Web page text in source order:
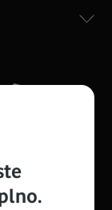
rozměry 21